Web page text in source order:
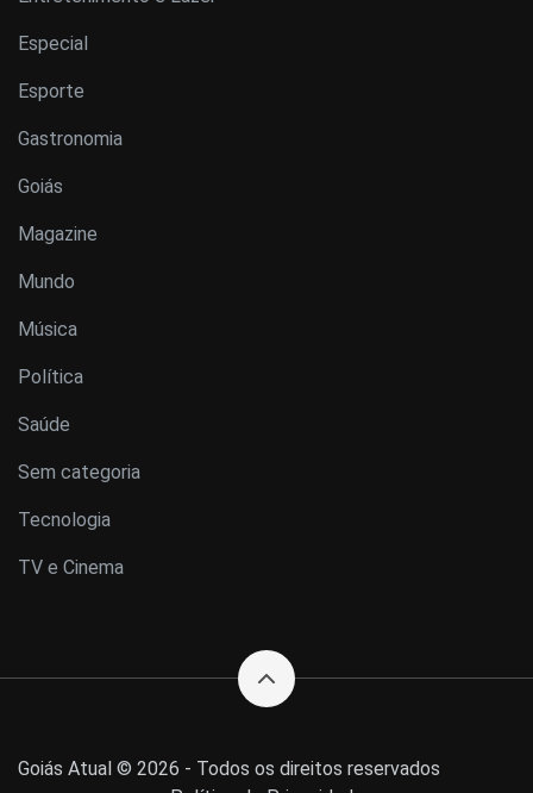
Especial
Esporte
Gastronomia
Goiás
Magazine
Mundo
Música
Política
Saúde
Sem categoria
Tecnologia
TV e Cinema
Goiás Atual © 2026 - Todos os direitos reservados